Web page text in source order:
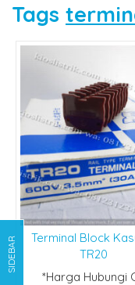
Tags
Terminal Block
TR20
*Harga Hubungi
SIDEBAR